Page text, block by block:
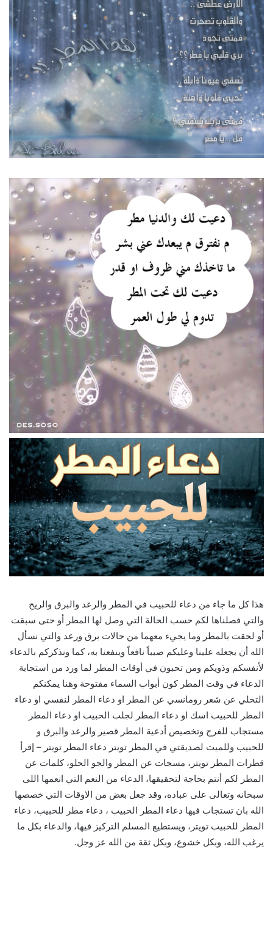
هذا كل ما جاء من دعاء للحبيب في المطر والرعد والبرق والريح
والتي فصلناها لكم حسب الحالة التي وصل لها المطر أو حتى سبقت
أو لحقت بالمطر وما يجيء معهما من حالات برق ورعد والتي نسأل
الله أن يجعله علينا وعليكم صيباً نافعاً وينفعنا به، كما ونذكركم بالدعاء
لأنفسكم وذويكم ومن تحبون في أوقات المطر لما ورد من استجابة
الدعاء في وقت المطر كون أبواب السماء مفتوحة وهنا يمكنكم
التخلي عن شعر رومانسي عن المطر او دعاء المطر لنفسي او دعاء
المطر للحبيب اسك او دعاء المطر لجلب الحبيب او دعاء المطر
مستجاب للفرج وتخصيص أدعية المطر قصير والرعد والبرق و
للحبيب وللميت لصديقتي في المطر تويتر دعاء المطر تويتر – إقرأ
قطرات المطر تويتر، مسجات عن المطر والجو الحلو، كلمات عن
المطر لكم أنتم بحاجة لتحقيقها، الدعاء من النعم التي انعمها اللى
سبحانه وتعالى على عباده، وقد جعل بعض من الاوقات التي خصصها
الله بان تستجاب فيها دعاء المطر الحبيب ، دعاء مطر للحبيب، دعاء
المطر للحبيب تويتر، ويستطيع المسلم التركيز فيها، والدعاء بكل ما
يرغب الله، وبكل خشوع، وبكل ثقة من الله عز وجل.